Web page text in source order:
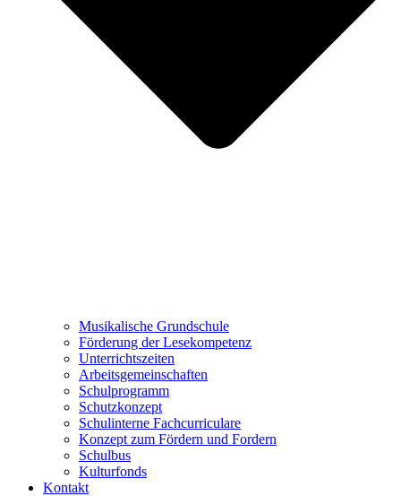
Musikalische Grundschule
Förderung der Lesekompetenz
Unterrichtszeiten
Arbeitsgemeinschaften
Schulprogramm
Schutzkonzept
Schulinterne Fachcurriculare
Konzept zum Fördern und Fordern
Schulbus
Kulturfonds
Kontakt